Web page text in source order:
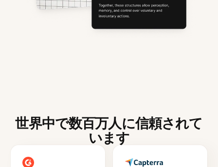
世界中で数百万人に信頼されて
います